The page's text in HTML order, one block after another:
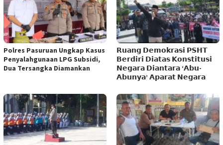
Polres Pasuruan Ungkap Kasus
Penyalahgunaan LPG Subsidi,
Dua Tersangka Diamankan
𝗥𝘂𝗮𝗻𝗴 𝗗𝗲𝗺𝗼𝗸𝗿𝗮𝘀𝗶 𝗣𝗦𝗛𝗧
𝗕𝗲𝗿𝗱𝗶𝗿𝗶 𝗗𝗶𝗮𝘁𝗮𝘀 𝗞𝗼𝗻𝘀𝘁𝗶𝘁𝘂𝘀𝗶
𝗡𝗲𝗴𝗮𝗿𝗮 𝗗𝗶𝗮𝗻𝘁𝗮𝗿𝗮 ‘𝗔𝗯𝘂-
𝗔𝗯𝘂𝗻𝘆𝗮’ 𝗔𝗽𝗮𝗿𝗮𝘁 𝗡𝗲𝗴𝗮𝗿𝗮